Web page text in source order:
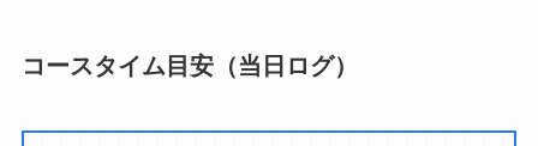
コースタイム目安（当日ログ）